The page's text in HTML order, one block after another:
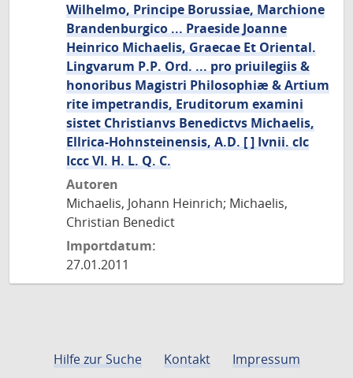
Wilhelmo, Principe Borussiae, Marchione
Brandenburgico ... Praeside Joanne
Heinrico Michaelis, Graecae Et Oriental.
Lingvarum P.P. Ord. ... pro priuilegiis &
honoribus Magistri Philosophiæ & Artium
rite impetrandis, Eruditorum examini
sistet Christianvs Benedictvs Michaelis,
Ellrica-Hohnsteinensis, A.D. [ ] Ivnii. cIc
Iccc VI. H. L. Q. C.
Autoren
Michaelis, Johann Heinrich; Michaelis,
Christian Benedict
Importdatum:
27.01.2011
Hilfe zur Suche Kontakt
Impressum